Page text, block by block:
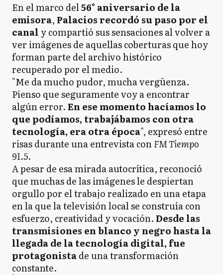
En el marco del56° aniversario de la
emisora, Palacios recordó su paso por el
canal y compartió sus sensaciones al volver a
ver imágenes de aquellas coberturas que hoy
forman parte del archivo histórico
recuperado por el medio.
"Me da mucho pudor, mucha vergüenza.
Pienso que seguramente voy a encontrar
algún error.En ese momento hacíamos lo
que podíamos, trabajábamos con otra
tecnología, era otra época", expresó entre
risas durante una entrevista conFM Tiempo
91.5.
A pesar de esa mirada autocrítica, reconoció
que muchas de las imágenes le despiertan
orgullo por el trabajo realizado en una etapa
en la que la televisión local se construía con
esfuerzo, creatividad y vocación.Desde las
transmisiones en blanco y negro hasta la
llegada de la tecnología digital, fue
protagonistade una transformación
constante.